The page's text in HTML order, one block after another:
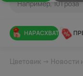
НАРАСХВАТ
Цветовик → Новости